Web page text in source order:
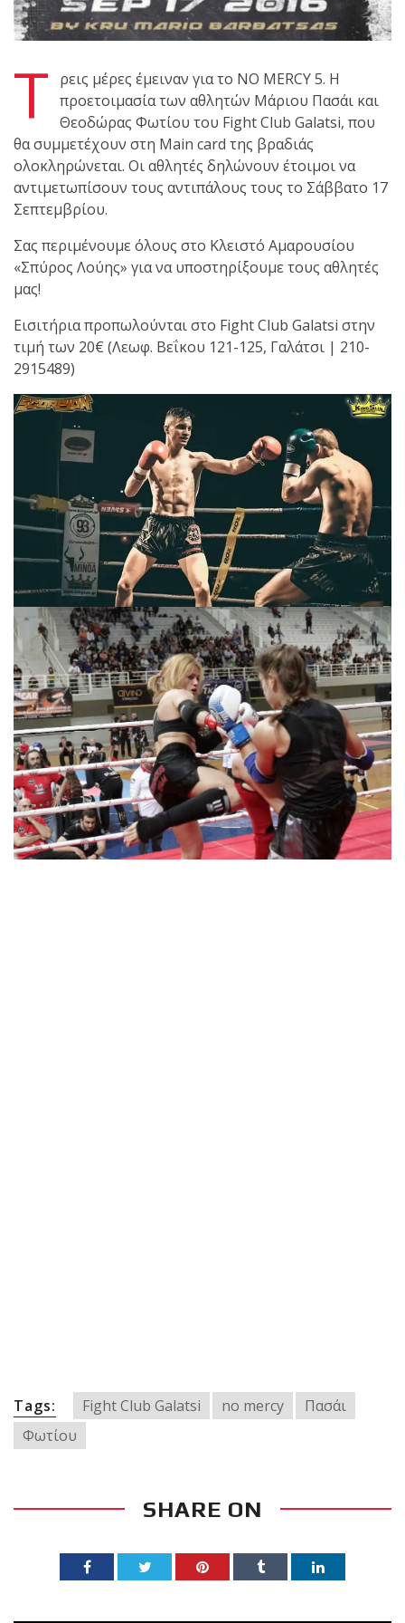
Ιωάννη
Θεοφάνους
Sejoy Hellas.
Οι αθλητές
του Fight
Club Galatsi
τις καλοκαιρινές
εξετάσεις έγχρωμων
Με μεγάλη
πραγματοποιήθηκε το
κλειστό σεμινάριο
Brazilian Jiu-Jitsu με τον
Grand Master Reyson
Gracie στο Fight Club
Galatsi!
Ο
Κορυφαίος
Βραζιλιάνος προπονητής
Reyson Gracie Red Belt 9th
Degree, σε σεμινάριο BJJ
για λίγους, στο Fight Club
Galatsi..!
Τ
ρεις μέρες έμειναν για το NO MERCY 5. Η
προετοιμασία των αθλητών Μάριου Πασάι και
Θεοδώρας Φωτίου του Fight Club Galatsi, που
θα συμμετέχουν στη Main card της βραδιάς
ολοκληρώνεται. Οι αθλητές δηλώνουν έτοιμοι να
αντιμετωπίσουν τους αντιπάλους τους το Σάββατο 17
Σεπτεμβρίου.
Σας περιμένουμε όλους στο Κλειστό Αμαρουσίου
«Σπύρος Λούης» για να υποστηρίξουμε τους αθλητές
μας!
Εισιτήρια προπωλούνται στο Fight Club Galatsi στην
τιμή των 20€ (Λεωφ. Βεΐκου 121-125, Γαλάτσι | 210-
2915489)
Tags: Fight Club Galatsi no mercy
Πασάι
Φωτίου
SHARE ON